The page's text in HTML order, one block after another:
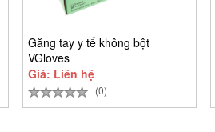
Găng tay y tế không bột
VGloves
Giá: Liên hệ
(0)